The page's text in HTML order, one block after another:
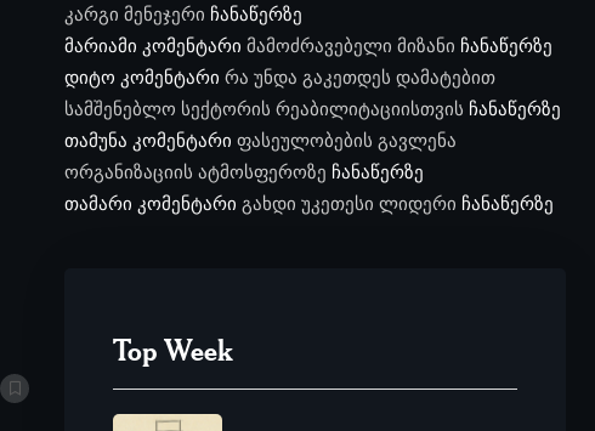
კარგი მენეჯერი ჩანაწერზე
მარიამი კომენტარიმამოძრავებელი მიზანი ჩანაწერზე
დიტო კომენტარირა უნდა გაკეთდეს დამატებით
სამშენებლო სექტორის რეაბილიტაციისთვის ჩანაწერზე
თამუნა კომენტარიფასეულობების გავლენა
ორგანიზაციის ატმოსფეროზე ჩანაწერზე
თამარი კომენტარიგახდი უკეთესი ლიდერი ჩანაწერზე
Top Week